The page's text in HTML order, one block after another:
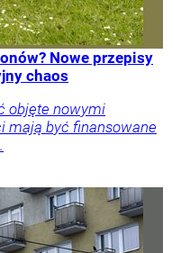
Nowe przepisy
chaos
objęte nowymi
mają być finansowane